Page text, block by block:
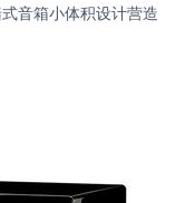
音箱小体积设计营造